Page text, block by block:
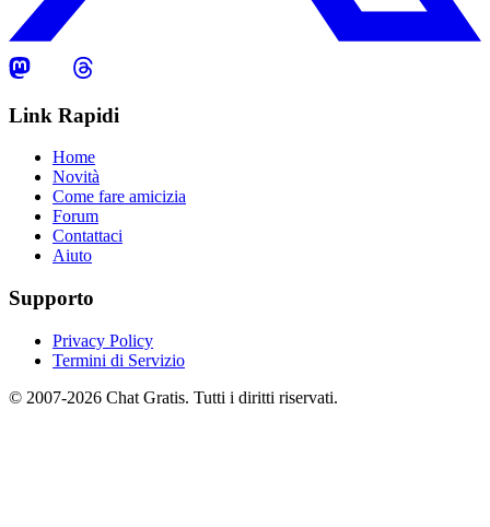
Link Rapidi
Home
Novità
Come fare amicizia
Forum
Contattaci
Aiuto
Supporto
Privacy Policy
Termini di Servizio
© 2007-2026 Chat Gratis. Tutti i diritti riservati.